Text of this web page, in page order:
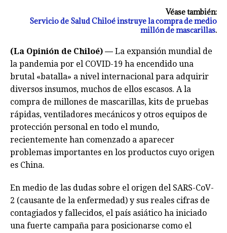
Véase también:
Servicio de Salud Chiloé instruye la compra de medio
millón de mascarillas.
(La Opinión de Chiloé) — La expansión mundial de
la pandemia por el COVID-19 ha encendido una
brutal «batalla» a nivel internacional para adquirir
diversos insumos, muchos de ellos escasos. A la
compra de millones de mascarillas, kits de pruebas
rápidas, ventiladores mecánicos y otros equipos de
protección personal en todo el mundo,
recientemente han comenzado a aparecer
problemas importantes en los productos cuyo origen
es China.
En medio de las dudas sobre el origen del SARS-CoV-
2 (causante de la enfermedad) y sus reales cifras de
contagiados y fallecidos, el país asiático ha iniciado
una fuerte campaña para posicionarse como el